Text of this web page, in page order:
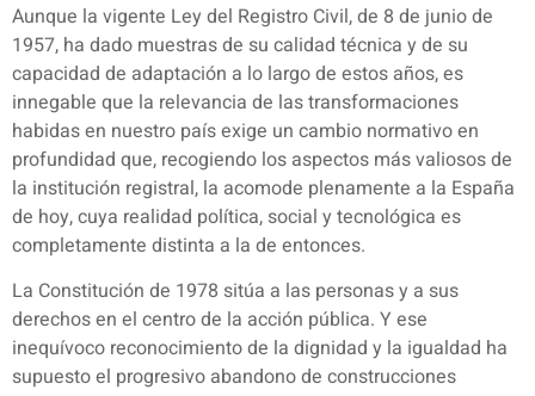
Aunque la vigente Ley del Registro Civil, de 8 de junio de
1957, ha dado muestras de su calidad técnica y de su
capacidad de adaptación a lo largo de estos años, es
innegable que la relevancia de las transformaciones
habidas en nuestro país exige un cambio normativo en
profundidad que, recogiendo los aspectos más valiosos de
la institución registral, la acomode plenamente a la España
de hoy, cuya realidad política, social y tecnológica es
completamente distinta a la de entonces.
La Constitución de 1978 sitúa a las personas y a sus
derechos en el centro de la acción pública. Y ese
inequívoco reconocimiento de la dignidad y la igualdad ha
supuesto el progresivo abandono de construcciones